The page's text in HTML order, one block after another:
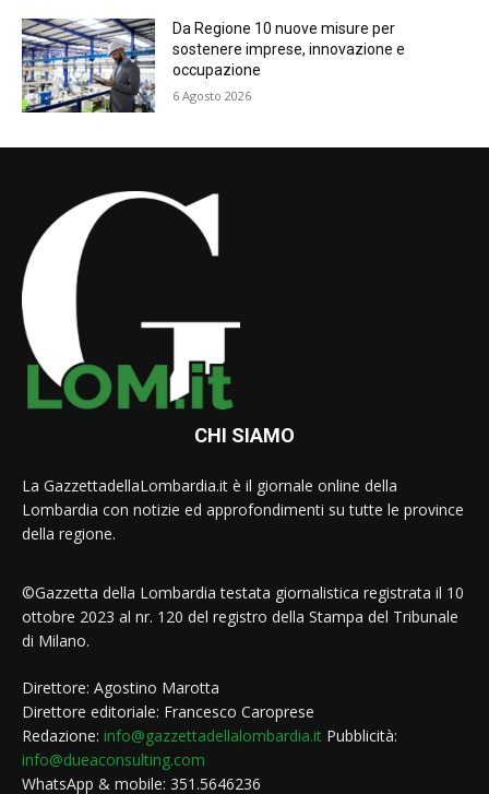
Da Regione 10 nuove misure per
sostenere imprese, innovazione e
occupazione
6 Agosto 2026
CHI SIAMO
La GazzettadellaLombardia.it è il giornale online della
Lombardia con notizie ed approfondimenti su tutte le province
della regione.
©Gazzetta della Lombardia testata giornalistica registrata il 10
ottobre 2023 al nr. 120 del registro della Stampa del Tribunale
di Milano.
Direttore: Agostino Marotta
Direttore editoriale: Francesco Caroprese
Redazione: info@gazzettadellalombardia.it Pubblicità:
info@dueaconsulting.com
WhatsApp & mobile: 351.5646236